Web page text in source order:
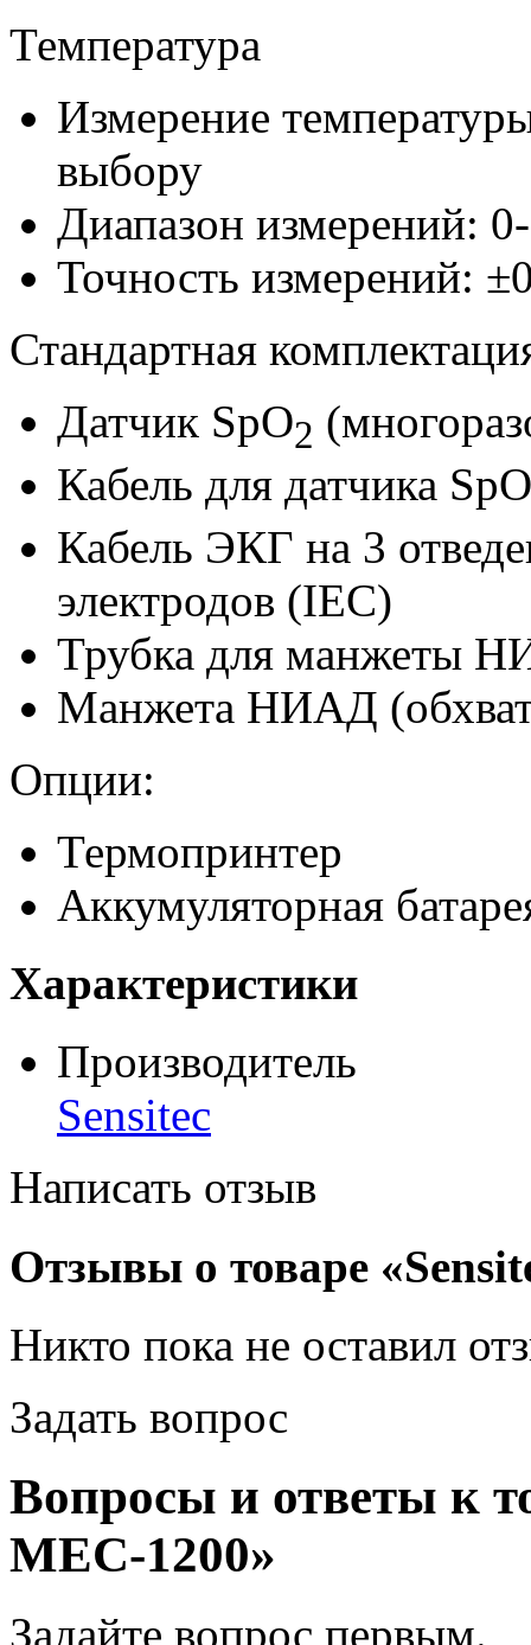
Температура
Измерение
выбору
Диапазон измерений:
Точность измерений:
Стандартная
Датчик SpO2
Кабель для датчика SpO
Кабель ЭКГ на 3
электродов (IEC)
Трубка для манжеты
Манжета НИАД
Опции:
Термопринтер
Аккумуляторная
Характеристики
Производитель
Sensitec
Написать отзыв
Отзывы о товаре
Никто пока не оставил
Задать вопрос
Вопросы и ответы к
МЕС-1200»
Задайте вопрос первым.